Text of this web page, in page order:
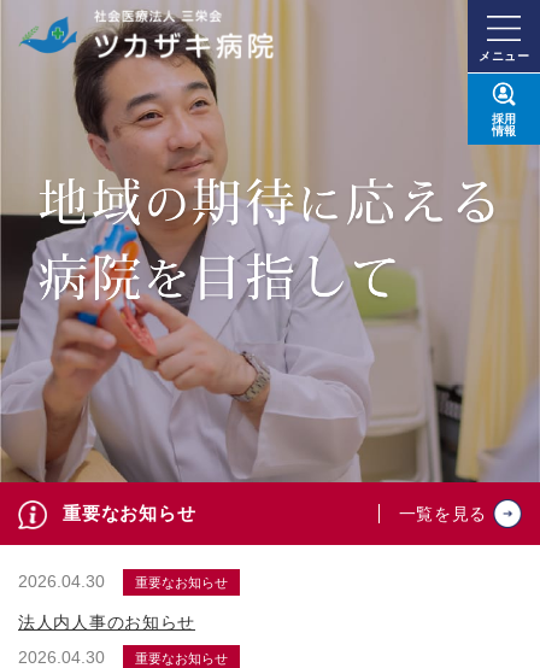
メニュー
採用
情報
重要なお知らせ 一覧を見る
2026.04.30 重要なお知らせ
法人内人事のお知らせ
2026.04.30
重要なお知らせ